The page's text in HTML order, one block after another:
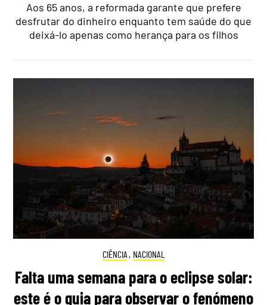
Aos 65 anos, a reformada garante que prefere
desfrutar do dinheiro enquanto tem saúde do que
deixá-lo apenas como herança para os filhos
CIÊNCIA , NACIONAL
Falta uma semana para o eclipse solar:
este é o guia para observar o fenómeno